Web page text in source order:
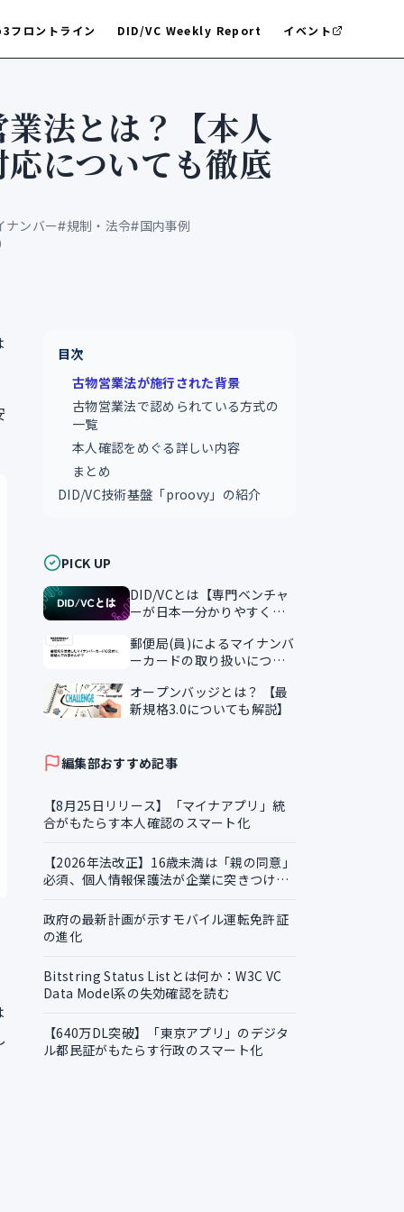
フロントライン DID/VC Weekly Report イベント
法とは？【本人
についても徹底
ナンバー#規制・法令#国内事例
目次
古物営業法が施行された背景
古物営業法で認められている方式の
一覧
本人確認をめぐる詳しい内容
まとめ
DID/VC技術基盤「proovy」の紹介
PICK UP
DID/VCとは【専門ベンチャ
ーが日本一分かりやすく解
郵便局(員)によるマイナンバ
ーカードの取り扱いについ
オープンバッジとは？ 【最
新規格3.0についても解説】
編集部おすすめ記事
【8月25日リリース】「マイナアプリ」統
合がもたらす本人確認のスマート化
【2026年法改正】16歳未満は「親の同意」
必須、個人情報保護法が企業に突きつける
政府の最新計画が示すモバイル運転免許証
の進化
Bitstring Status Listとは何か：W3C VC
Data Model系の失効確認を読む
【640万DL突破】「東京アプリ」のデジタ
ル都民証がもたらす行政のスマート化